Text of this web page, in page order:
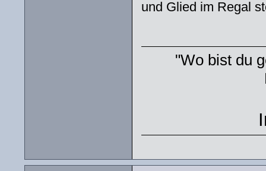
und Glied im Regal
"Wo bist du